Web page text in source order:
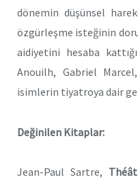
dönemin düşünsel
özgürleşme isteğinin
aidiyetini hesaba
Anouilh, Gabriel
isimlerin tiyatroya dair
Değinilen Kitaplar:
Jean-Paul Sartre,